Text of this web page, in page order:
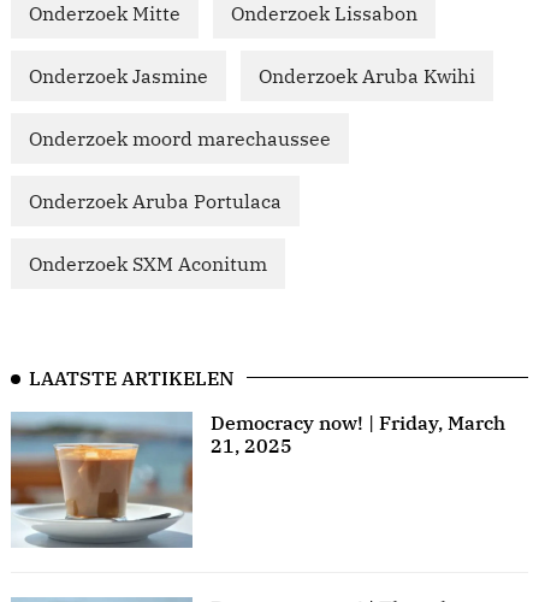
Onderzoek Mitte Onderzoek Lissabon
Onderzoek Jasmine Onderzoek Aruba Kwihi
Onderzoek moord marechaussee
Onderzoek Aruba Portulaca
Onderzoek SXM Aconitum
LAATSTE ARTIKELEN
Democracy now! | Friday, March
21, 2025